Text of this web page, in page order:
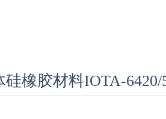
硅橡胶材料IOTA-6420/